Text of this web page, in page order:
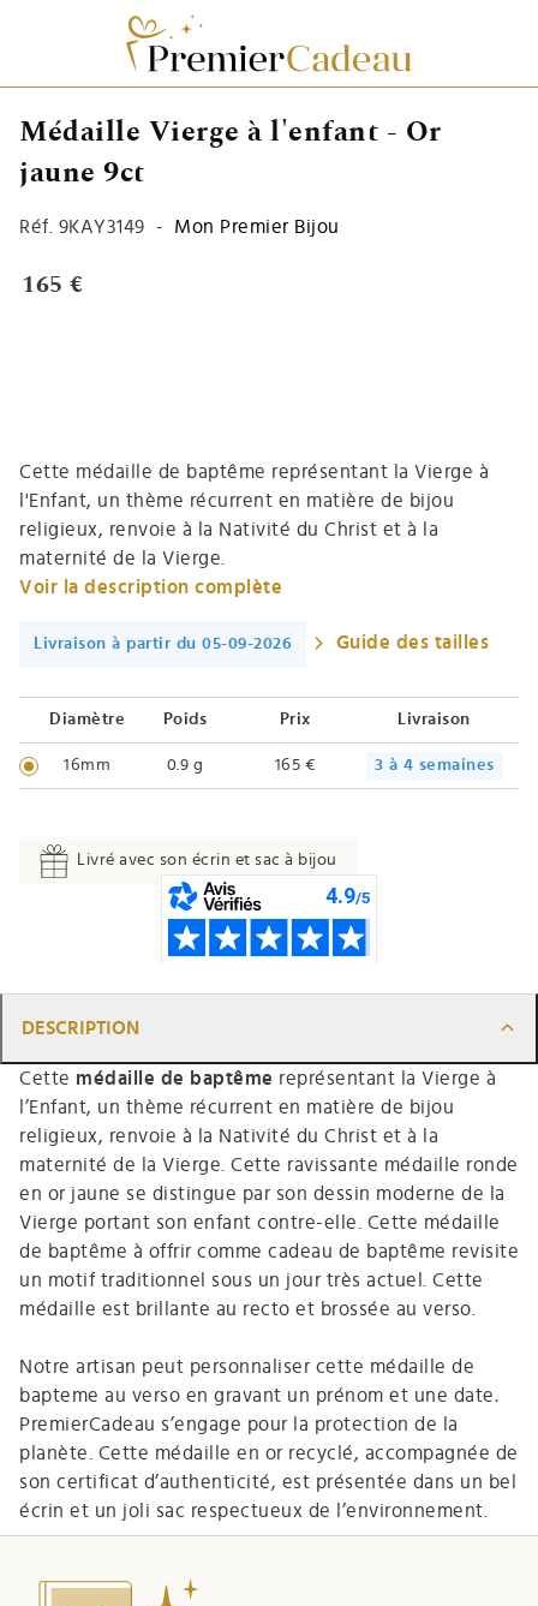
Médaille Vierge à l'enfant - Or
jaune 9ct
Réf. 9KAY3149 - Mon Premier Bijou
165 €
Cette médaille de baptême représentant la Vierge à
l'Enfant, un thème récurrent en matière de bijou
religieux, renvoie à la Nativité du Christ et à la
maternité de la Vierge.
Voir la description complète
Livraison à partir du 05-09-2026 Guide des tailles
Diamètre Poids Prix Livraison
16mm 0.9 g 165 € 3 à 4 semaines
Livré avec son écrin et sac à bijou
DESCRIPTION
Cette médaille de baptême représentant la Vierge à
l’Enfant, un thème récurrent en matière de bijou
religieux, renvoie à la Nativité du Christ et à la
maternité de la Vierge. Cette ravissante médaille ronde
en or jaune se distingue par son dessin moderne de la
Vierge portant son enfant contre-elle. Cette médaille
de baptême à offrir comme cadeau de baptême revisite
un motif traditionnel sous un jour très actuel. Cette
médaille est brillante au recto et brossée au verso.
Notre artisan peut personnaliser cette médaille de
bapteme au verso en gravant un prénom et une date.
PremierCadeau s’engage pour la protection de la
planète. Cette médaille en or recyclé, accompagnée de
son certificat d’authenticité, est présentée dans un bel
écrin et un joli sac respectueux de l’environnement.